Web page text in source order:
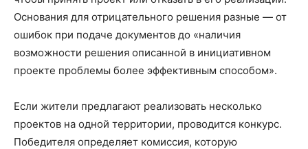
Основания для отрицательного решения разные — от
ошибок при подаче документов до «наличия
возможности решения описанной в инициативном
проекте проблемы более эффективным способом».
Если жители предлагают реализовать несколько
проектов на одной территории, проводится конкурс.
Победителя определяет комиссия, которую